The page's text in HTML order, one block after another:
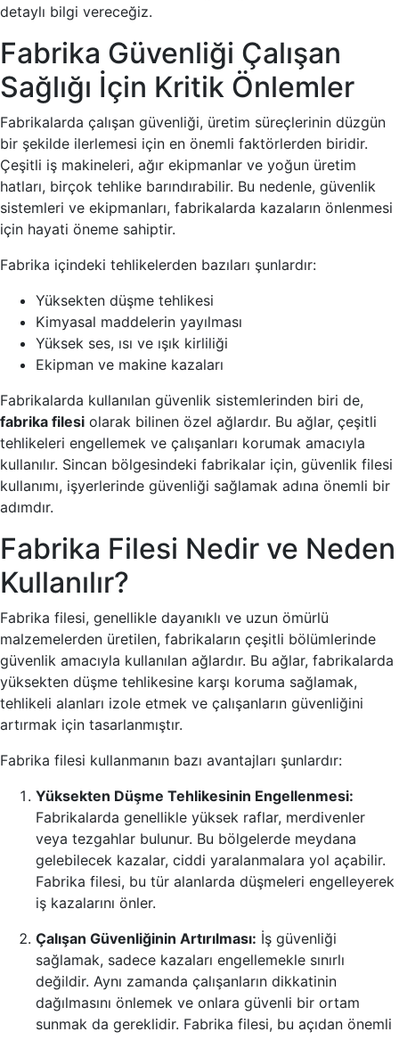
detaylı bilgi vereceğiz.
Fabrika Güvenliği Çalışan
Sağlığı İçin Kritik Önlemler
Fabrikalarda çalışan güvenliği, üretim süreçlerinin düzgün
bir şekilde ilerlemesi için en önemli faktörlerden biridir.
Çeşitli iş makineleri, ağır ekipmanlar ve yoğun üretim
hatları, birçok tehlike barındırabilir. Bu nedenle, güvenlik
sistemleri ve ekipmanları, fabrikalarda kazaların önlenmesi
için hayati öneme sahiptir.
Fabrika içindeki tehlikelerden bazıları şunlardır:
Yüksekten düşme tehlikesi
Kimyasal maddelerin yayılması
Yüksek ses, ısı ve ışık kirliliği
Ekipman ve makine kazaları
Fabrikalarda kullanılan güvenlik sistemlerinden biri de,
fabrika filesi olarak bilinen özel ağlardır. Bu ağlar, çeşitli
tehlikeleri engellemek ve çalışanları korumak amacıyla
kullanılır. Sincan bölgesindeki fabrikalar için, güvenlik filesi
kullanımı, işyerlerinde güvenliği sağlamak adına önemli bir
adımdır.
Fabrika Filesi Nedir ve Neden
Kullanılır?
Fabrika filesi, genellikle dayanıklı ve uzun ömürlü
malzemelerden üretilen, fabrikaların çeşitli bölümlerinde
güvenlik amacıyla kullanılan ağlardır. Bu ağlar, fabrikalarda
yüksekten düşme tehlikesine karşı koruma sağlamak,
tehlikeli alanları izole etmek ve çalışanların güvenliğini
artırmak için tasarlanmıştır.
Fabrika filesi kullanmanın bazı avantajları şunlardır:
Yüksekten Düşme Tehlikesinin Engellenmesi:
Fabrikalarda genellikle yüksek raflar, merdivenler
veya tezgahlar bulunur. Bu bölgelerde meydana
gelebilecek kazalar, ciddi yaralanmalara yol açabilir.
Fabrika filesi, bu tür alanlarda düşmeleri engelleyerek
iş kazalarını önler.
Çalışan Güvenliğinin Artırılması: İş güvenliği
sağlamak, sadece kazaları engellemekle sınırlı
değildir. Aynı zamanda çalışanların dikkatinin
dağılmasını önlemek ve onlara güvenli bir ortam
sunmak da gereklidir. Fabrika filesi, bu açıdan önemli